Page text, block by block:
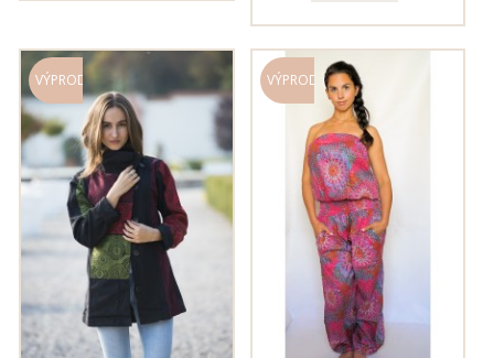
VÝPRODEJ! VÝPRODEJ!